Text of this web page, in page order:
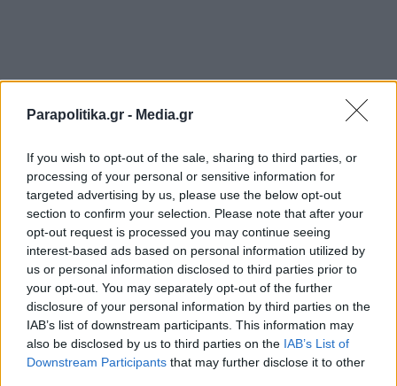
Parapolitika.gr - Media.gr
If you wish to opt-out of the sale, sharing to third parties, or
processing of your personal or sensitive information for
targeted advertising by us, please use the below opt-out
section to confirm your selection. Please note that after your
opt-out request is processed you may continue seeing
interest-based ads based on personal information utilized by
us or personal information disclosed to third parties prior to
your opt-out. You may separately opt-out of the further
disclosure of your personal information by third parties on the
IAB’s list of downstream participants. This information may
also be disclosed by us to third parties on the IAB’s List of
Downstream Participants that may further disclose it to other
Εγγραφή στο newsletter